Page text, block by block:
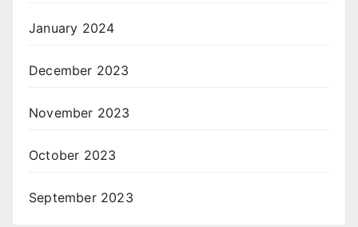
January 2024
December 2023
November 2023
October 2023
September 2023